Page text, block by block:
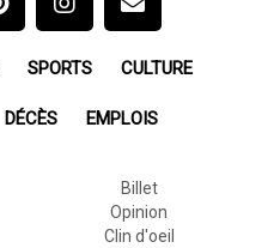
SPORTS CULTURE
DÉCÈS EMPLOIS
Billet
Opinion
Clin d'oeil